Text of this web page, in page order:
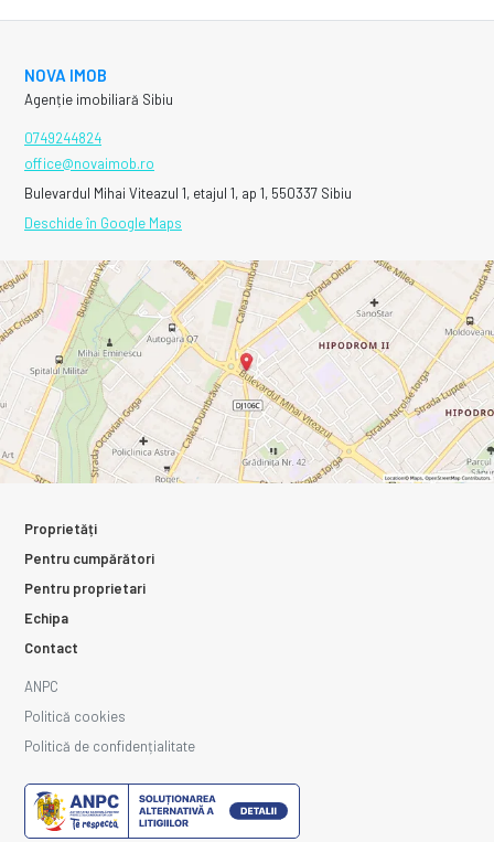
NOVA IMOB
Agenție imobiliară Sibiu
0749244824
office@novaimob.ro
Bulevardul Mihai Viteazul 1, etajul 1, ap 1, 550337 Sibiu
Deschide în Google Maps
Proprietăți
Pentru cumpărători
Pentru proprietari
Echipa
Contact
ANPC
Politică cookies
Politică de confidențialitate